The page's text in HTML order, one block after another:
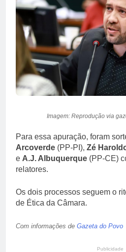
Imagem: Reprodução via
Para essa apuração, foram
Arcoverde (PP-PI), Zé
e A.J. Albuquerque (PP-CE)
relatores.
Os dois processos seguem o
de Ética da Câmara.
Com informações de Gazeta do Povo
Publicidade